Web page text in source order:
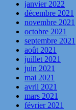
janvier 2022
décembre 2021
novembre 2021
octobre 2021
septembre 2021
août 2021
juillet 2021
juin 2021
mai 2021
avril 2021
mars 2021
février 2021